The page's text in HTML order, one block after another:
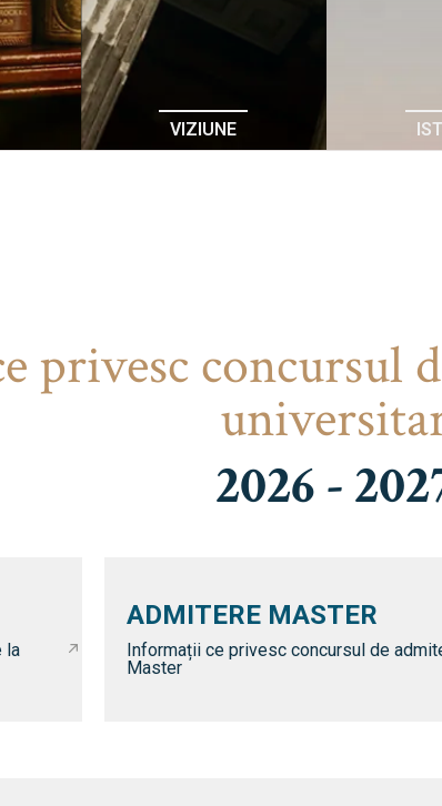
VIZIUNE
privesc concursul
2026 -
la
ADMITERE MASTER
Informații ce privesc concursul de
Master